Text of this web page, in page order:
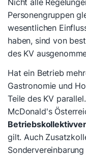
Personengruppen
wesentlichen
haben, sind von
des KV
Hat ein Betrieb
Gastronomie und
Teile des KV
McDonald's
gilt. Auch